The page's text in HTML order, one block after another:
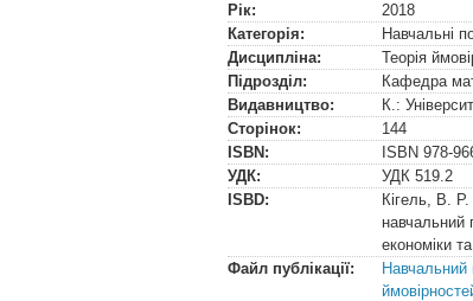
Рік:
2018
Категорія:
Навчальні
Дисципліна:
Теорія
Підрозділ:
Кафедра
Видавництво:
К.:
Сторінок:
144
ISBN:
ISBN 978-
УДК:
УДК 519.2
ISBD:
Кігель, В. Р.
навчальний
економіки
Файл публікації:
Навчальний